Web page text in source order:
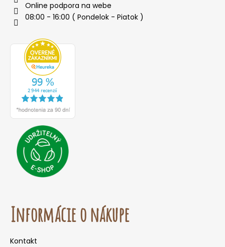
Online podpora na webe
08:00 - 16:00 ( Pondelok - Piatok )
Informácie o nákupe
Kontakt